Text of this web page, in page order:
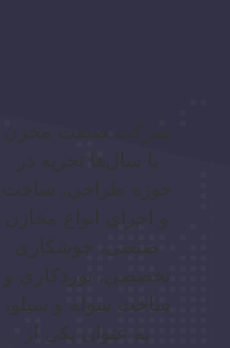
با سال‌ها تجربه در
صنعتی، جوشکاری
تخصصی، نوردکاری و
ساخت سوله و سیلو،
به عنوان یکی از